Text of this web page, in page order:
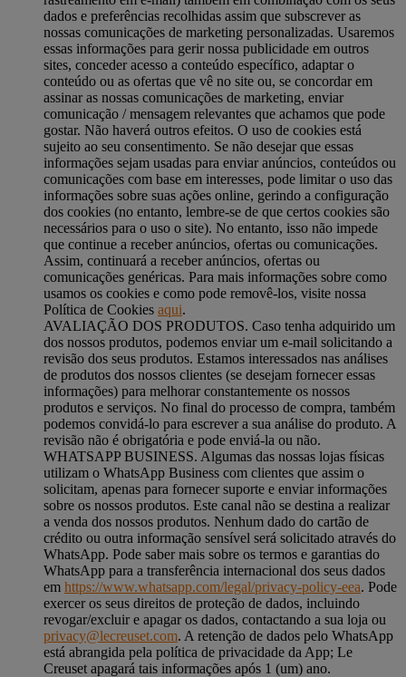
dados e preferências recolhidas assim que subscrever as
nossas comunicações de marketing personalizadas. Usaremos
essas informações para gerir nossa publicidade em outros
sites, conceder acesso a conteúdo específico, adaptar o
conteúdo ou as ofertas que vê no site ou, se concordar em
assinar as nossas comunicações de marketing, enviar
comunicação / mensagem relevantes que achamos que pode
gostar. Não haverá outros efeitos. O uso de cookies está
sujeito ao seu consentimento. Se não desejar que essas
informações sejam usadas para enviar anúncios, conteúdos ou
comunicações com base em interesses, pode limitar o uso das
informações sobre suas ações online, gerindo a configuração
dos cookies (no entanto, lembre-se de que certos cookies são
necessários para o uso o site). No entanto, isso não impede
que continue a receber anúncios, ofertas ou comunicações.
Assim, continuará a receber anúncios, ofertas ou
comunicações genéricas. Para mais informações sobre como
usamos os cookies e como pode removê-los, visite nossa
Política de Cookies aqui.
AVALIAÇÃO DOS PRODUTOS. Caso tenha adquirido um
dos nossos produtos, podemos enviar um e-mail solicitando a
revisão dos seus produtos. Estamos interessados ​​nas análises
de produtos dos nossos clientes (se desejam fornecer essas
informações) para melhorar constantemente os nossos
produtos e serviços. No final do processo de compra, também
podemos convidá-lo para escrever a sua análise do produto. A
revisão não é obrigatória e pode enviá-la ou não.
WHATSAPP BUSINESS. Algumas das nossas lojas físicas
utilizam o WhatsApp Business com clientes que assim o
solicitam, apenas para fornecer suporte e enviar informações
sobre os nossos produtos. Este canal não se destina a realizar
a venda dos nossos produtos. Nenhum dado do cartão de
crédito ou outra informação sensível será solicitado através do
WhatsApp. Pode saber mais sobre os termos e garantias do
WhatsApp para a transferência internacional dos seus dados
em https://www.whatsapp.com/legal/privacy-policy-eea. Pode
exercer os seus direitos de proteção de dados, incluindo
revogar/excluir e apagar os dados, contactando a sua loja ou
privacy@lecreuset.com. A retenção de dados pelo WhatsApp
está abrangida pela política de privacidade da App; Le
Creuset apagará tais informações após 1 (um) ano.